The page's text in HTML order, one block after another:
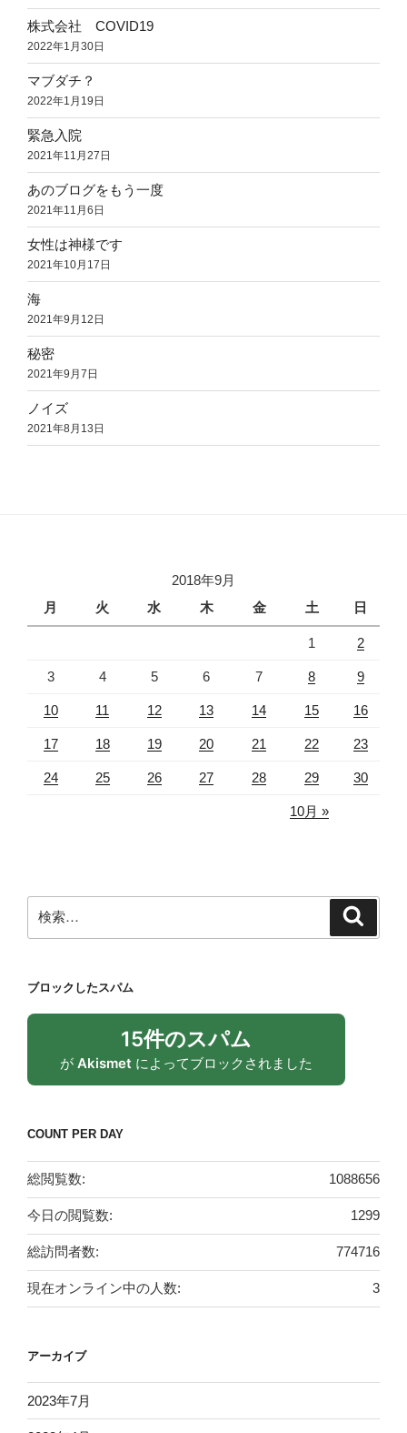
株式会社 COVID19
2022年1月30日
マブダチ？
2022年1月19日
緊急入院
2021年11月27日
あのブログをもう一度
2021年11月6日
女性は神様です
2021年10月17日
海
2021年9月12日
秘密
2021年9月7日
ノイズ
2021年8月13日
2018年9月
月
火 水 木 金 土 日
1 2
3 4 5 6 7 8 9
10 11 12 13 14 15 16
17 18 19 20 21 22 23
24 25 26 27 28 29 30
10月 »
索:
ブロックしたスパム
15件のスパム
が Akismet によってブロックされました
COUNT PER DAY
1088656
総閲覧数:
1299
今日の閲覧数:
774716
総訪問者数:
3
現在オンライン中の人数:
アーカイブ
2023年7月